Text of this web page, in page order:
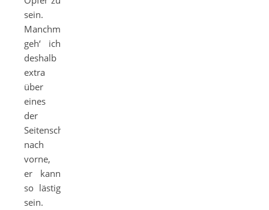
sein.
Manchmal
geh‘ ich
deshalb
extra
über
eines
der
Seitenschiffe
nach
vorne,
er kann
so lästig
sein.